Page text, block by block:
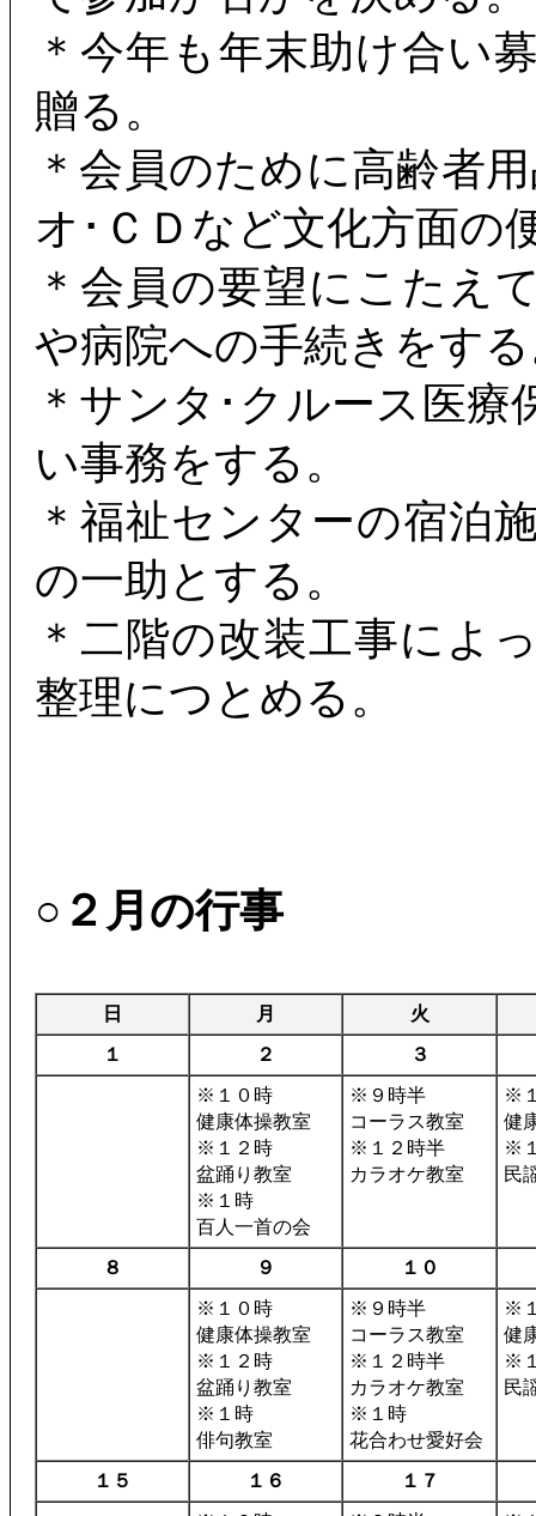
＊今年も年末助け合い
贈る。
＊会員のために高齢者
オ･ＣＤなど文化方面の
＊会員の要望にこたえ
や病院への手続きをす
＊サンタ･クルース医
い事務をする。
＊福祉センターの宿泊
の一助とする。
＊二階の改装工事によ
整理につとめる。
○２月の行事
日 月
火
１
２
３
※１０時
健康体操教室
※１２時
盆踊り教室
※１時
百人一首の会
※９時半
コーラス教室
※１２時半
カラオケ教室
※
健
※
民
８ ９
１０
※１０時
健康体操教室
※１２時
盆踊り教室
※１時
俳句教室
※９時半
コーラス教室
※１２時半
カラオケ教室
※１時
花合わせ愛好会
※
健
※
民
１５ １６
１７